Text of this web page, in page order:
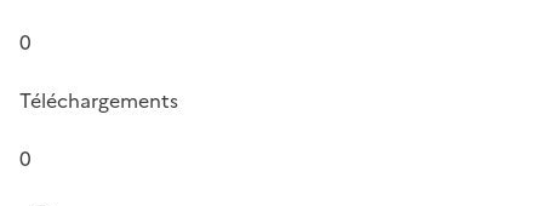
0
Téléchargements
0